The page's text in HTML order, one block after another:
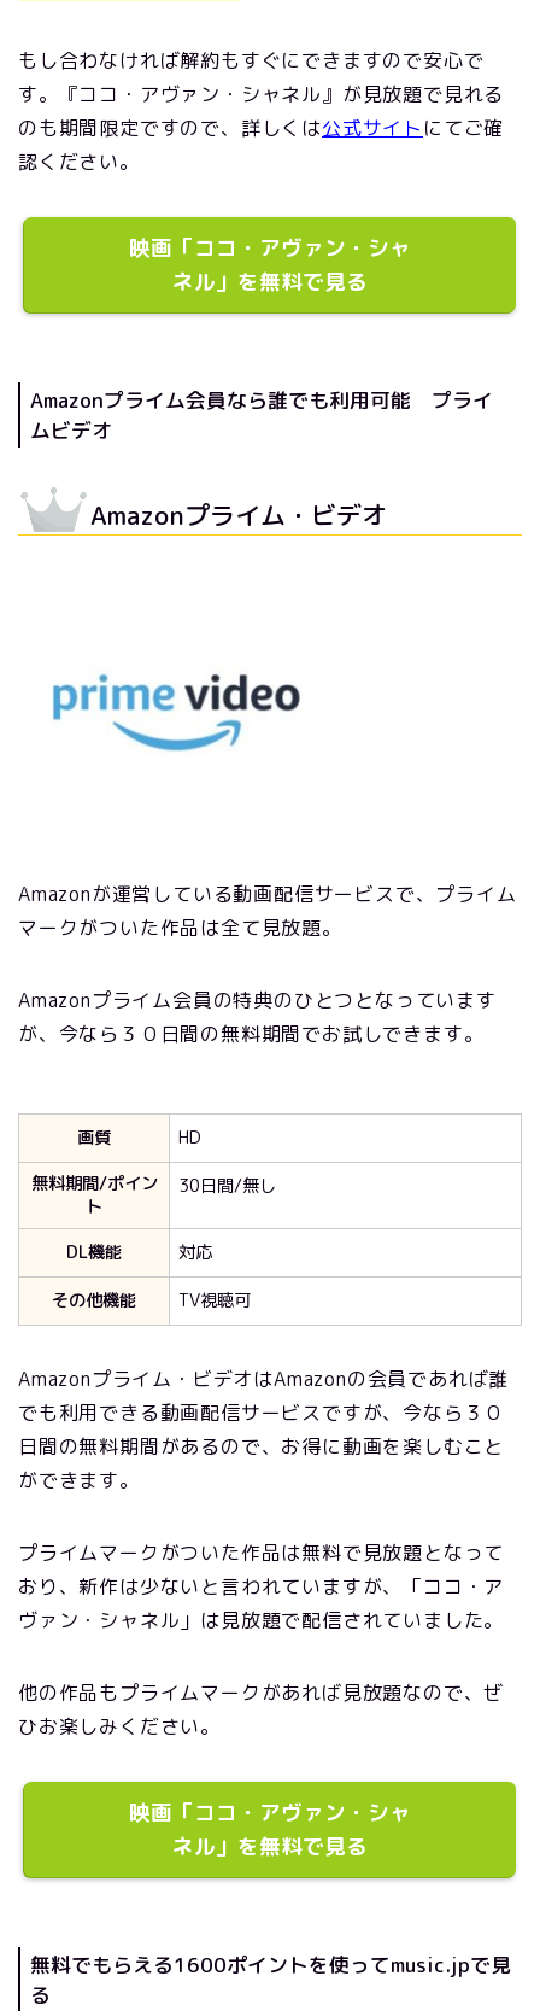
もし合わなければ解約もすぐにできますので安心で
す。『ココ・アヴァン・シャネル』が見放題で見れる
のも期間限定ですので、詳しくは公式サイト にてご確
認ください。
映画「ココ・アヴァン・シャ
ネル」を無料で見る
Amazonプライム会員なら誰でも利用可能 プライ
ムビデオ
Amazonプライム・ビデオ
Amazonが運営している動画配信サービスで、プライム
マークがついた作品は全て見放題。
Amazonプライム会員の特典のひとつとなっています
が、今なら３０日間の無料期間でお試しできます。
画質
HD
無料期間/ポイン
ト
30日間/無し
DL機能
対応
その他機能
TV視聴可
Amazonプライム・ビデオはAmazonの会員であれば誰
でも利用できる動画配信サービスですが、今なら３０
日間の無料期間があるので、お得に動画を楽しむこと
ができます。
プライムマークがついた作品は無料で見放題となって
おり、新作は少ないと言われていますが、「ココ・ア
ヴァン・シャネル」は見放題で配信されていました。
他の作品もプライムマークがあれば見放題なので、ぜ
ひお楽しみください。
映画「ココ・アヴァン・シャ
ネル」を無料で見る
無料でもらえる1600ポイントを使ってmusic.jpで見
る